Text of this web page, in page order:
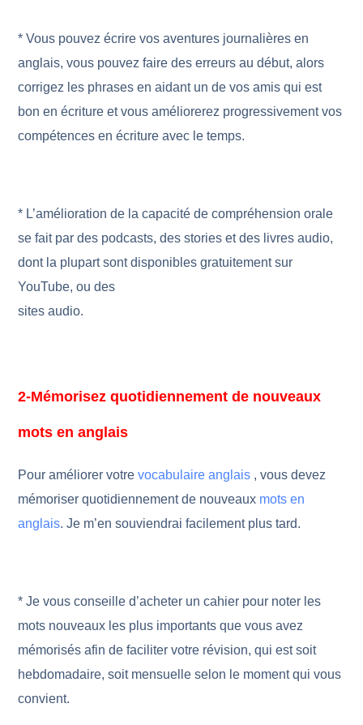
* Vous pouvez écrire vos aventures journalières en
anglais, vous pouvez faire des erreurs au début, alors
corrigez les phrases en aidant un de vos amis qui est
bon en écriture et vous améliorerez progressivement vos
compétences en écriture avec le temps.
* L’amélioration de la capacité de compréhension orale
se fait par des podcasts, des stories et des livres audio,
dont la plupart sont disponibles gratuitement sur
YouTube, ou des
sites audio.
2-Mémorisez quotidiennement de nouveaux
mots en anglais
Pour améliorer votrevocabulaire anglais , vous devez
mémoriser quotidiennement de nouveaux mots en
anglais. Je m’en souviendrai facilement plus tard.
* Je vous conseille d’acheter un cahier pour noter les
mots nouveaux les plus importants que vous avez
mémorisés afin de faciliter votre révision, qui est soit
hebdomadaire, soit mensuelle selon le moment qui vous
convient.